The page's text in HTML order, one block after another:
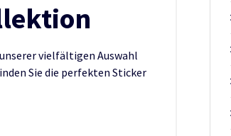
vielfältigen Auswahl
Sie die perfekten Sticker